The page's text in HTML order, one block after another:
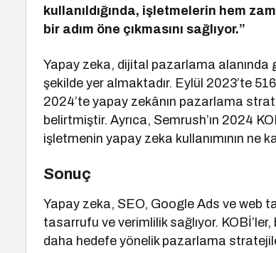
kullanıldığında, işletmelerin hem
bir adım öne çıkmasını sağlıyor.”
​Yapay zeka, dijital pazarlama
şekilde yer almaktadır. Eylül 2023’te
2024’te yapay zekânın pazarlama
belirtmiştir. Ayrıca, Semrush’ın 2024
işletmenin yapay zeka kullanımının ne
Sonuç
Yapay zeka, SEO, Google Ads ve web
tasarrufu ve verimlilik sağlıyor.
daha hedefe yönelik pazarlama